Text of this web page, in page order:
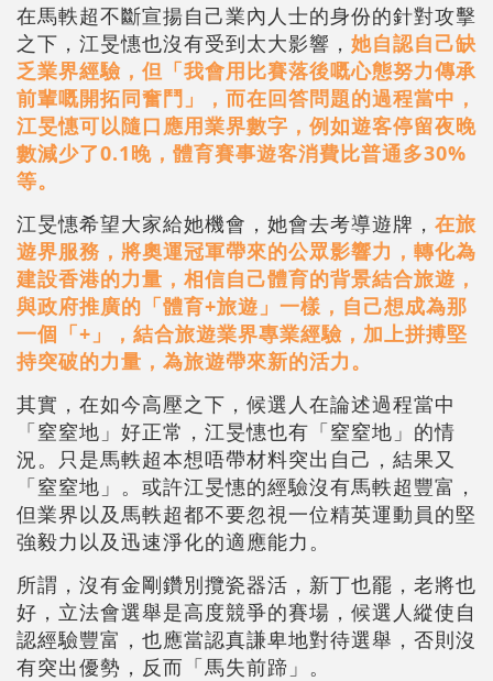
在馬軼超不斷宣揚自己業內人士的身份的針對攻擊
之下，江旻憓也沒有受到太大影響， 她自認自己缺
乏業界經驗，但「我會用比賽落後嘅心態努力傳承
前輩嘅開拓同奮鬥」，而在回答問題的過程當中，
江旻憓可以隨口應用業界數字，例如遊客停留夜晚
數減少了0.1晚，體育賽事遊客消費比普通多30%
等。
江旻憓希望大家給她機會，她會去考導遊牌， 在旅
遊界服務，將奧運冠軍帶來的公眾影響力，轉化為
建設香港的力量，相信自己體育的背景結合旅遊，
與政府推廣的「體育+旅遊」一樣，自己想成為那
一個「+」，結合旅遊業界專業經驗，加上拼搏堅
持突破的力量，為旅遊帶來新的活力。
其實，在如今高壓之下，候選人在論述過程當中
「窒窒地」好正常，江旻憓也有「窒窒地」的情
況。只是馬軼超本想唔帶材料突出自己，結果又
「窒窒地」。或許江旻憓的經驗沒有馬軼超豐富，
但業界以及馬軼超都不要忽視一位精英運動員的堅
強毅力以及迅速淨化的適應能力。
所謂，沒有金剛鑽別攬瓷器活，新丁也罷，老將也
好，立法會選舉是高度競爭的賽場，候選人縱使自
認經驗豐富，也應當認真謙卑地對待選舉，否則沒
有突出優勢，反而「馬失前蹄」。